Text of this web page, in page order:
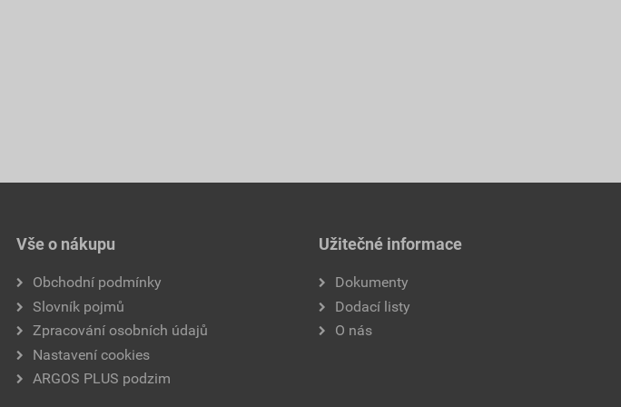
Vše o nákupu
Obchodní podmínky
Slovník pojmů
Zpracování osobních údajů
Nastavení cookies
ARGOS PLUS podzim
Užitečné informace
Dokumenty
Dodací listy
O nás